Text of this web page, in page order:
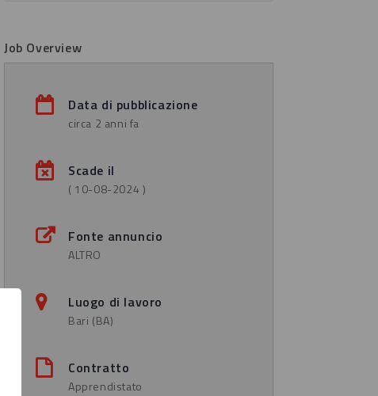
Job Overview
Data di pubblicazione
circa 2 anni fa
Scade il
( 10-08-2024 )
Fonte annuncio
ALTRO
Luogo di lavoro
Bari (BA)
Contratto
Apprendistato